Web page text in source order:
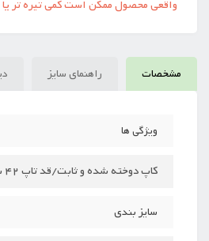
واقعی محصول ممکن است کمی تیره تر
مشخصات راهنمای سایز
ویژگی ها
کاپ دوخته شده و ثابت/قد تاپ 42 سانت/کیفیت عالی
سایز بندی